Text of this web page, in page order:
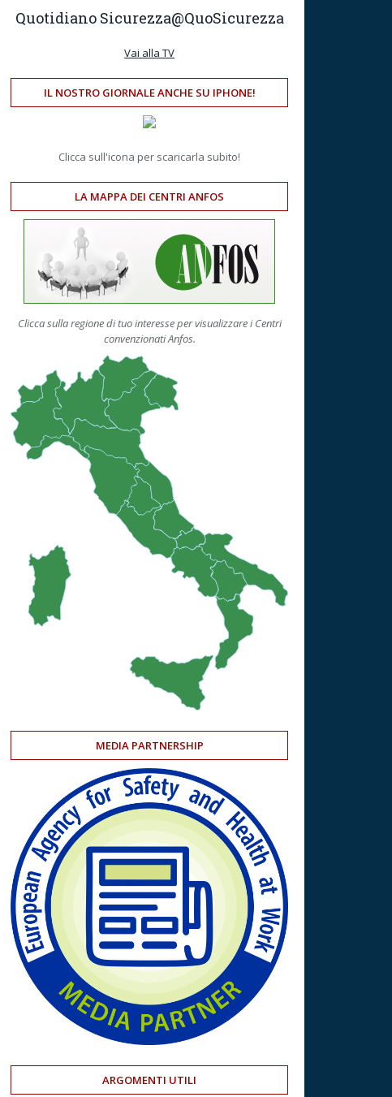
Quotidiano Sicurezza@QuoSicurezza
Vai alla TV
IL NOSTRO GIORNALE ANCHE SU IPHONE!
Clicca sull'icona per scaricarla subito!
LA MAPPA DEI CENTRI ANFOS
Clicca sulla regione di tuo interesse per visualizzare i Centri
convenzionati Anfos.
MEDIA PARTNERSHIP
ARGOMENTI UTILI